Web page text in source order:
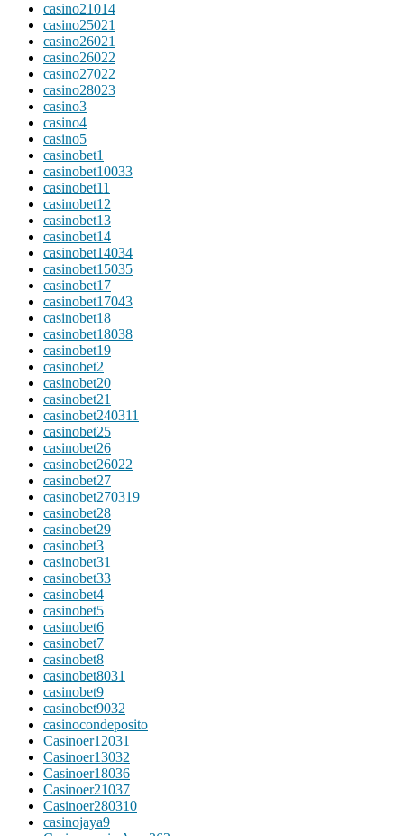
casino21014
casino25021
casino26021
casino26022
casino27022
casino28023
casino3
casino4
casino5
casinobet1
casinobet10033
casinobet11
casinobet12
casinobet13
casinobet14
casinobet14034
casinobet15035
casinobet17
casinobet17043
casinobet18
casinobet18038
casinobet19
casinobet2
casinobet20
casinobet21
casinobet240311
casinobet25
casinobet26
casinobet26022
casinobet27
casinobet270319
casinobet28
casinobet29
casinobet3
casinobet31
casinobet33
casinobet4
casinobet5
casinobet6
casinobet7
casinobet8
casinobet8031
casinobet9
casinobet9032
casinocondeposito
Casinoer12031
Casinoer13032
Casinoer18036
Casinoer21037
Casinoer280310
casinojaya9